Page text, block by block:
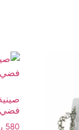
فضي
580